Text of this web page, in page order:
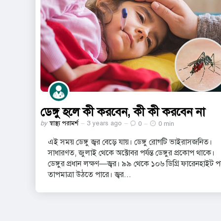
ডেঙ্গু হলে কী করবেন, কী কী করবেন না
Posted
by স্বাস্থ্য পরামর্শ 3 years ago 0 0 min
এই সময় ডেঙ্গু জ্বর বেড়ে যায়। ডেঙ্গু রোগটি ভাইরাসজনিত।
সাধারণত, জুলাই থেকে অক্টোবর পর্যন্ত ডেঙ্গুর প্রকোপ থাকে।
ডেঙ্গুর প্রধান লক্ষণ—জ্বর। ৯৯ থেকে ১০৬ ডিগ্রি ফারেনহাইট
তাপমাত্রা উঠতে পারে। জ্বর...